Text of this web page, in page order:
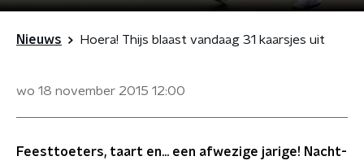
Nieuws Hoera! Thijs blaast vandaag 31 kaarsjes uit
wo 18 november 2015 12:00
Feesttoeters, taart en... een afwezige jarige! Nacht-